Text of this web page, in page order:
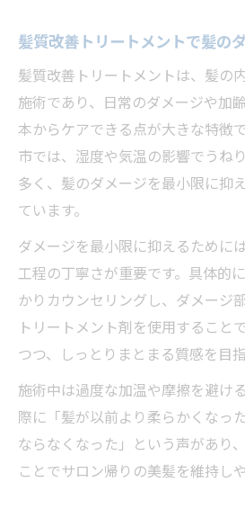
髪質改善トリートメントで髪の
髪質改善トリートメントは、髪の
施術であり、日常のダメージや加
本からケアできる点が大きな特徴
市では、湿度や気温の影響でうね
多く、髪のダメージを最小限に抑
ています。
ダメージを最小限に抑えるために
工程の丁寧さが重要です。具体的
かりカウンセリングし、ダメージ
トリートメント剤を使用すること
つつ、しっとりまとまる質感を目指
施術中は過度な加温や摩擦を避け
際に「髪が以前より柔らかくなっ
ならなくなった」という声があり
ことでサロン帰りの美髪を維持し